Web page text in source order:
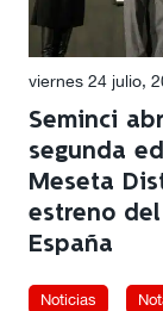
viernes 24 julio,
Seminci
segunda
Meseta
estreno
España
Noticias